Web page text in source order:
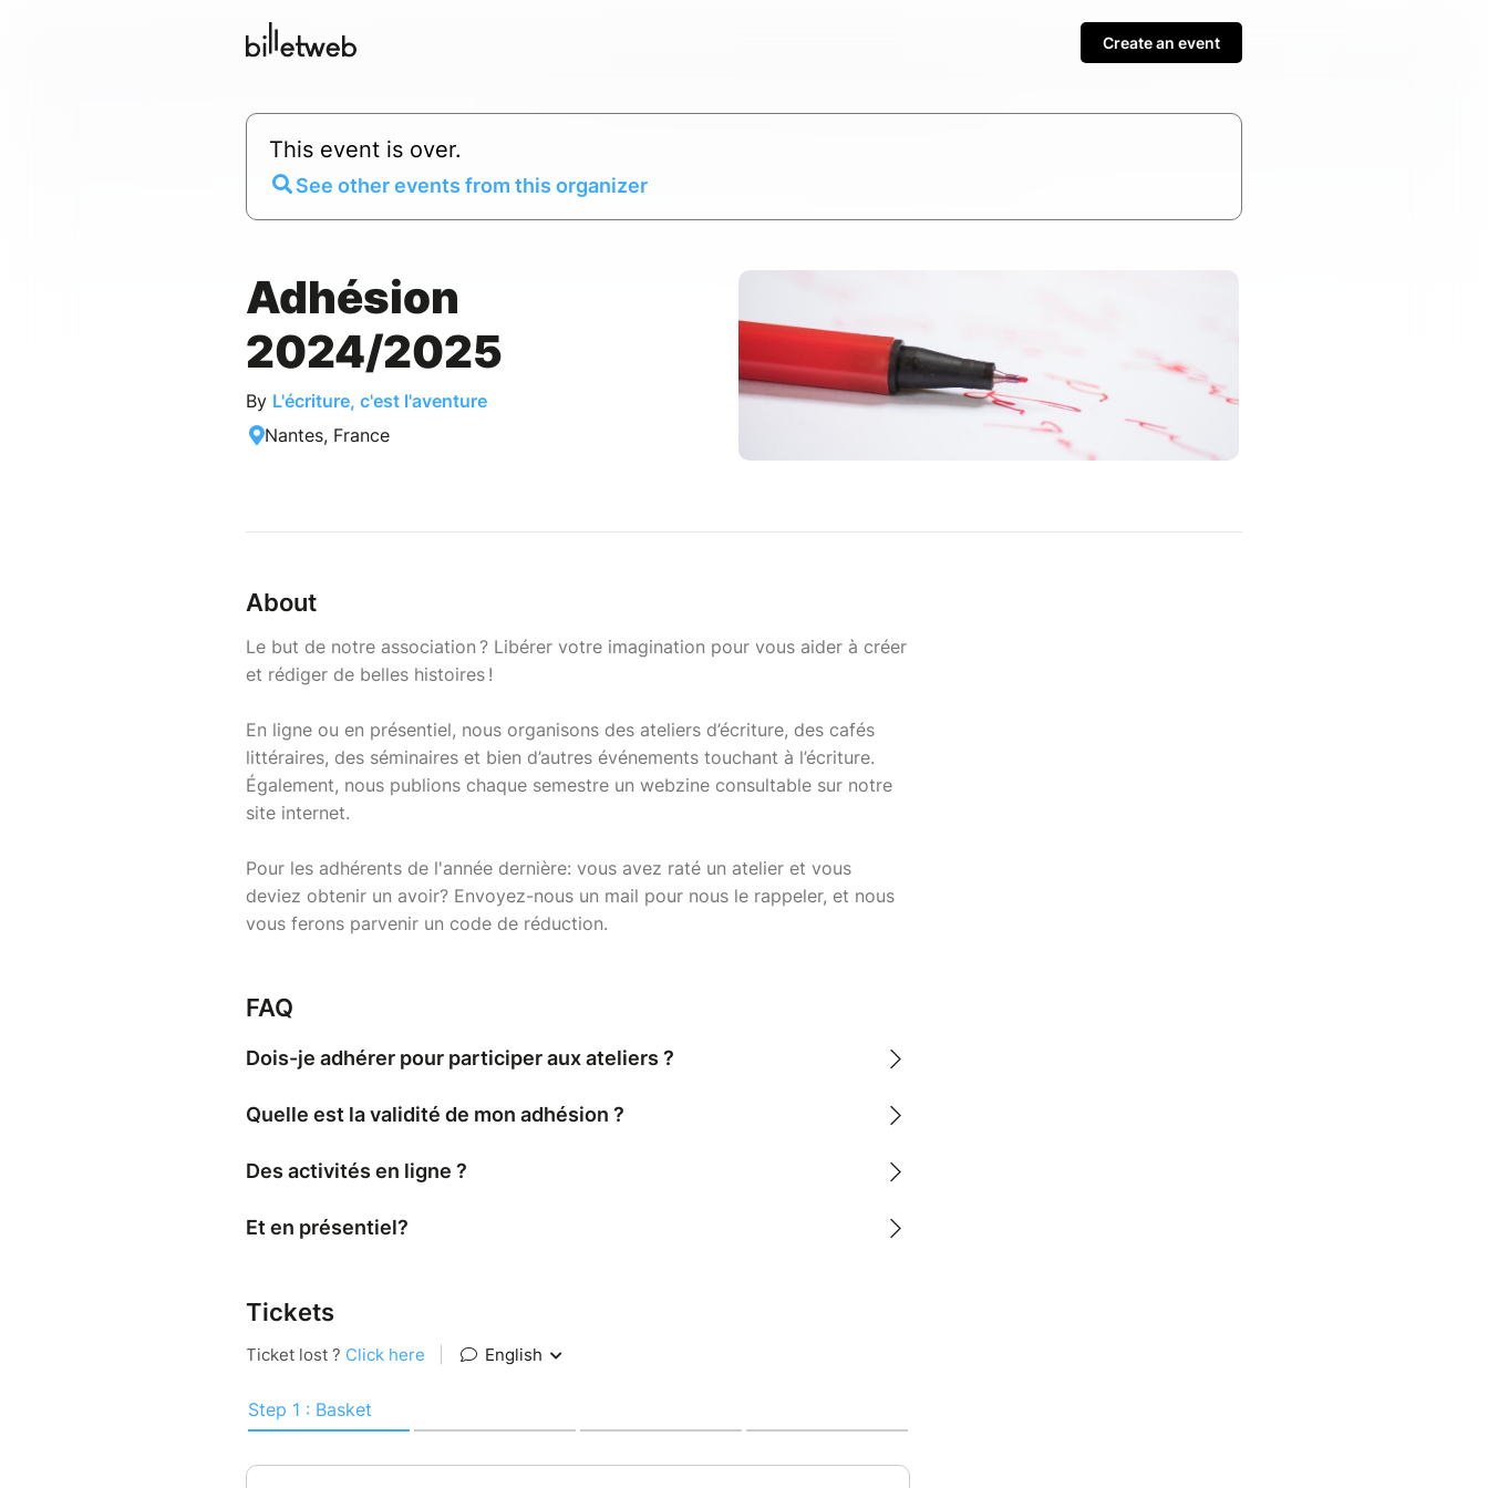
Create an event
This event is over.
See other events from this organizer
Adhésion
2024/2025
By L'écriture, c'est l'aventure
Nantes, France
About
Le but de notre association ? Libérer votre imagination pour vous aider à créer
et rédiger de belles histoires !
En ligne ou en présentiel, nous organisons des ateliers d’écriture, des cafés
littéraires, des séminaires et bien d’autres événements touchant à l’écriture.
Également, nous publions chaque semestre un webzine consultable sur notre
site internet.
Pour les adhérents de l'année dernière: vous avez raté un atelier et vous
deviez obtenir un avoir? Envoyez-nous un mail pour nous le rappeler, et nous
vous ferons parvenir un code de réduction.
FAQ
Dois-je adhérer pour participer aux ateliers ?
Quelle est la validité de mon adhésion ?
Des activités en ligne ?
Et en présentiel?
Tickets